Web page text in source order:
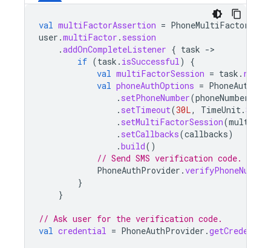
val multiFactorAssertion =
user .multiFactor . session
.addOnCompleteListener { task -
if (task . isSuccessful)
{
val multiFactorSession = task .
val phoneAuthOptions =
. setPhoneNumber(phoneNumber
. setTimeout(30L, TimeUnit.
. setMultiFactorSession(
. setCallbacks(callbacks)
.build()
// Send SMS verification code.
PhoneAuthProvider .verifyPhoneNumber
}
}
// Ask user for the verification code.
val credential = PhoneAuthProvider .